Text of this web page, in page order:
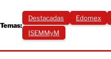
Temas:
Destacadas Edomex
ISEMMyM